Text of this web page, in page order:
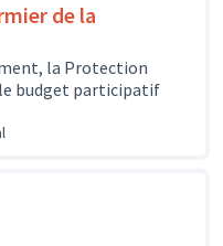
de la
la Protection
budget participatif